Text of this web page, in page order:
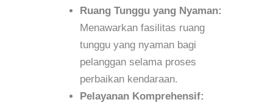
Ruang Tunggu yang Nyaman:
Menawarkan fasilitas ruang
tunggu yang nyaman bagi
pelanggan selama proses
perbaikan kendaraan.
Pelayanan Komprehensif: